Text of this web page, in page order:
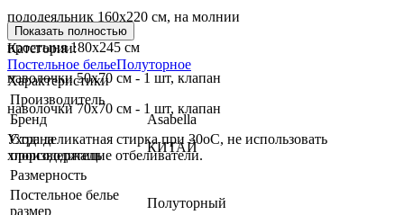
пододеяльник 160х220 см, на молнии
простыня 180х245 см
наволочки 50х70 см - 1 шт, клапан
наволочки 70х70 см - 1 шт, клапан
Уход: деликатная стирка при 30оС, не использовать
хлорсодержащие отбеливатели.
Показать полностью
Категории:
Постельное бельеПолуторное
Характеристики
Производитель
Бренд
Asabella
Страна
производитель
КИТАЙ
Размерность
Постельное белье
размер
Полуторный